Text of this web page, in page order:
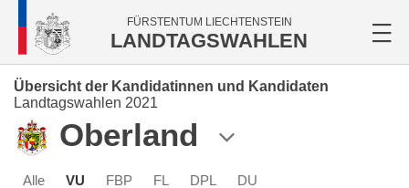
FÜRSTENTUM LIECHTENSTEIN
LANDTAGSWAHLEN
Übersicht der Kandidatinnen und Kandidaten
Landtagswahlen 2021
Oberland
Alle VU FBP FL DPL DU